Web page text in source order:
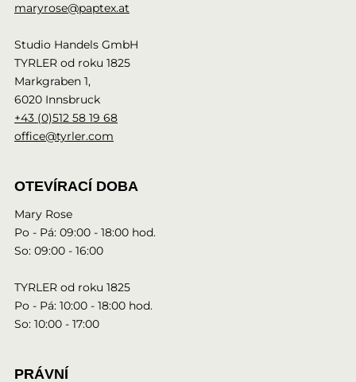
maryrose@paptex.at
Studio Handels GmbH
TYRLER od roku 1825
Markgraben 1,
6020 Innsbruck
+43 (0)512 58 19 68
office@tyrler.com
OTEVÍRACÍ DOBA
Mary Rose
Po - Pá: 09:00 - 18:00 hod.
So: 09:00 - 16:00
TYRLER od roku 1825
Po - Pá: 10:00 - 18:00 hod.
So: 10:00 - 17:00
PRÁVNÍ